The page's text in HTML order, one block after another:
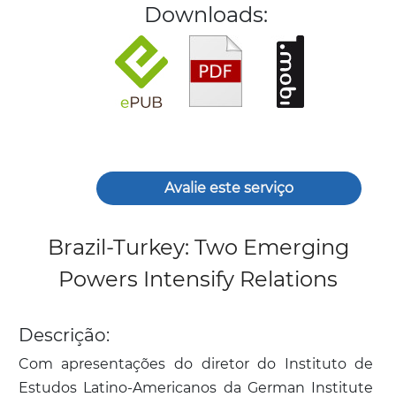
Downloads:
Avalie este serviço
Brazil-Turkey: Two Emerging
Powers Intensify Relations
Descrição:
Com apresentações do diretor do Instituto de
Estudos Latino-Americanos da German Institute